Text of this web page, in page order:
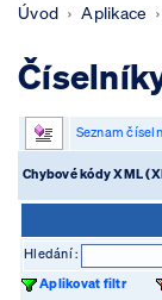
Úvod Aplikace
Seznam
Chybové kódy XML
Hledání :
Aplikovat filtr